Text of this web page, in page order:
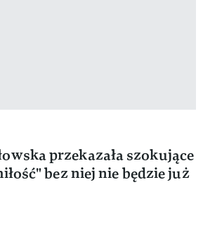
przekazała szokujące
bez niej nie będzie już